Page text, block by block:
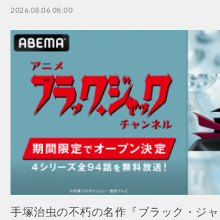
2026.08.06 08:00
手塚治虫の不朽の名作『ブラック・ジ